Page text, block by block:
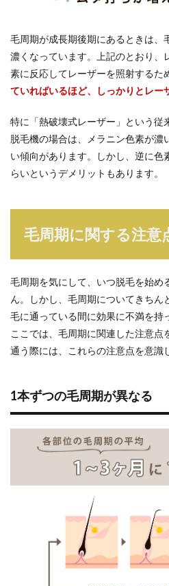
毛周期が成長期後期にあるときは、
濃くなっています。上記のとおり、
素に反応してレーザーを照射するた
ていればいるほど、しっかりとレー
特に「熱破壊式レーザー」という従
脱毛機の場合は、メラニン色素が濃
い傾向があります。しかし、逆に色
らいというデメリットもあります。
毛周期に関する注意
毛周期を気にして、いつ脱毛を始め
ん。しかし、毛周期についてきちん
毛に通っている間に効果に不満を持
ここでは、毛周期に関連した注意点
通う際には、これらの注意点を意識
1本ずつの毛周期が異なる